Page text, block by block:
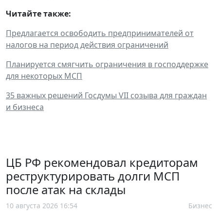
Читайте также:
Предлагается освободить предпринимателей от
налогов на период действия ограничений
Планируется смягчить ограничения в господдержке
для некоторых МСП
35 важных решений Госдумы VII созыва для граждан
и бизнеса
ЦБ РФ рекомендовал кредиторам
реструктурировать долги МСП
после атак на склады
10 августа 2026 16:54 Бизнес